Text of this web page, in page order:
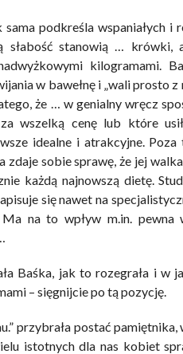
podkreśla wspaniałych i
słabość stanowią …
kilogramami.
w bawełnę i „wali prosto z
że … w genialny wręcz
wszelką cenę lub które
idealne i atrakcyjne.
zdaje sobie sprawę, że jej
każdą najnowszą dietę.
się nawet na
na to wpływ m.in. pewna
Baśka, jak to rozegrała i w
– sięgnijcie po tą pozycję.
przybrała postać
istotnych dla nas kobiet